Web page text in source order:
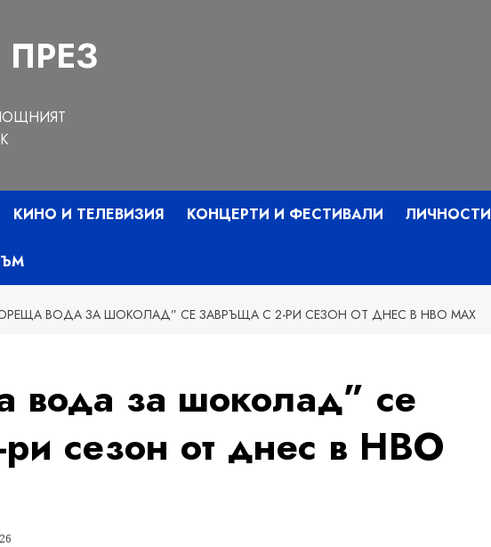
КИНО И ТЕЛЕВИЗИЯ КОНЦЕРТИ И ФЕСТИВАЛИ ЛИЧНОСТИ
ВОДА ЗА ШОКОЛАД” СЕ ЗАВРЪЩА С 2-РИ СЕЗОН ОТ ДНЕС В HBO MAX
вода за шоколад” се
сезон от днес в HBO